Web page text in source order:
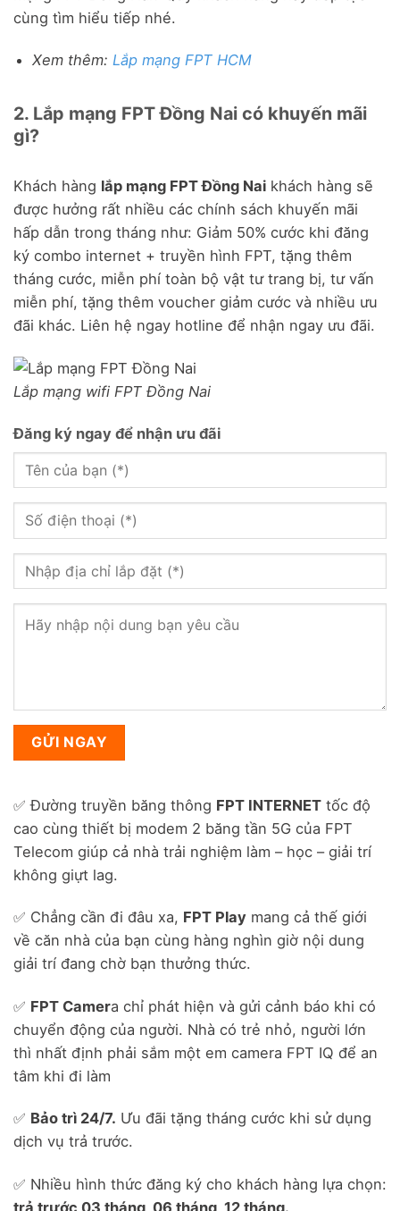
cùng tìm hiểu tiếp nhé.
Xem thêm: Lắp mạng FPT HCM
2. Lắp mạng FPT Đồng Nai có khuyến mãi
gì?
Khách hàng lắp mạng FPT Đồng Nai khách hàng sẽ
được hưởng rất nhiều các chính sách khuyến mãi
hấp dẫn trong tháng như: Giảm 50% cước khi đăng
ký combo internet + truyền hình FPT, tặng thêm
tháng cước, miễn phí toàn bộ vật tư trang bị, tư vấn
miễn phí, tặng thêm voucher giảm cước và nhiều ưu
đãi khác. Liên hệ ngay hotline để nhận ngay ưu đãi.
Lắp mạng wifi FPT Đồng Nai
Đăng ký ngay để nhận ưu đãi
✅ Đường truyền băng thông FPT INTERNET tốc độ
cao cùng thiết bị modem 2 băng tần 5G của FPT
Telecom giúp cả nhà trải nghiệm làm – học – giải trí
không giựt lag.
✅ Chẳng cần đi đâu xa, FPT Play mang cả thế giới
về căn nhà của bạn cùng hàng nghìn giờ nội dung
giải trí đang chờ bạn thưởng thức.
✅ FPT Camera chỉ phát hiện và gửi cảnh báo khi có
chuyển động của người. Nhà có trẻ nhỏ, người lớn
thì nhất định phải sắm một em camera FPT IQ để an
tâm khi đi làm
✅ Bảo trì 24/7. Ưu đãi tặng tháng cước khi sử dụng
dịch vụ trả trước.
✅ Nhiều hình thức đăng ký cho khách hàng lựa chọn:
trả trước 03 tháng, 06 tháng, 12 tháng.